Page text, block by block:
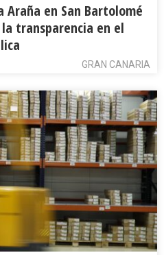
Araña en San Bartolomé
transparencia en el
GRAN CANARIA